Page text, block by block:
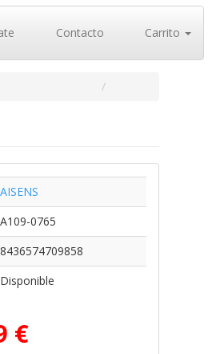
Contacto Carrito
AISENS
A109-0765
8436574709858
Disponible
€